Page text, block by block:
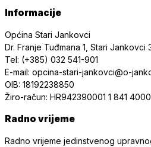
Informacije
Općina Stari Jankovci
Dr. Franje Tuđmana 1, Stari Jankovci
Tel: (+385) 032 541-901
E-mail: opcina-stari-jankovci@o-
OIB: 18192238850
Žiro-račun: HR942390001 1 841
Radno vrijeme
Radno vrijeme jedinstvenog